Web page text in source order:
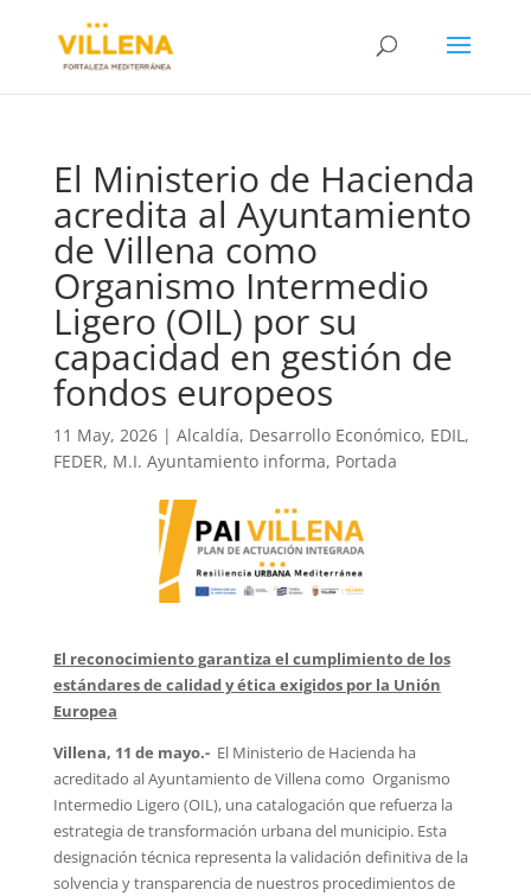
El Ministerio de Hacienda
acredita al Ayuntamiento
de Villena como
Organismo Intermedio
Ligero (OIL) por su
capacidad en gestión de
fondos europeos
11 May, 2026| Alcaldía, Desarrollo Económico, EDIL,
FEDER, M.I. Ayuntamiento informa, Portada
El reconocimiento garantiza el cumplimiento de los
estándares de calidad y ética exigidos por la Unión
Europea
Villena, 11 de mayo.- El Ministerio de Hacienda ha
acreditado al Ayuntamiento de Villena como Organismo
Intermedio Ligero (OIL), una catalogación que refuerza la
estrategia de transformación urbana del municipio. Esta
designación técnica representa la validación definitiva de la
solvencia y transparencia de nuestros procedimientos de